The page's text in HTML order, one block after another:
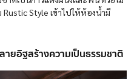
Style เข้าไปให้ห้องน้ำมี
ยอิฐสร้างความเป็นธรรมชาติ